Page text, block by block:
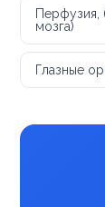
Перфузия,
мозга)
Глазные